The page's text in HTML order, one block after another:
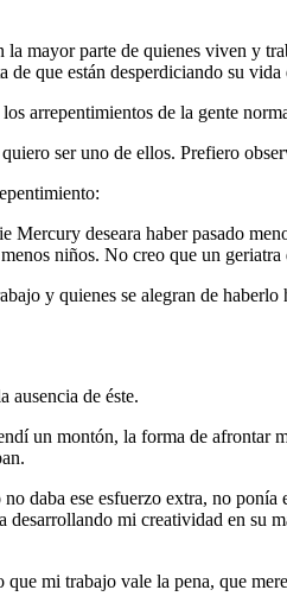
mayor parte de quienes viven y
de que están desperdiciando su
arrepentimientos de la gente
ser uno de ellos. Prefiero
deseara haber pasado
niños. No creo que un
y quienes se alegran de haberlo
ausencia de éste.
un montón, la forma de afrontar
daba ese esfuerzo extra, no
mi creatividad en su
mi trabajo vale la pena, que